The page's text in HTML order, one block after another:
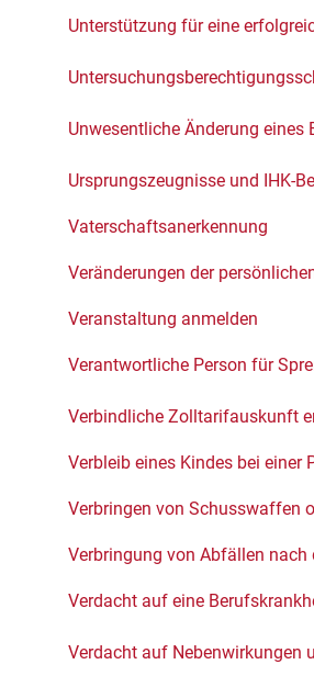
Unterstützung für eine
Unwesentliche Änderung
Ursprungszeugnisse und IHK-
Vaterschaftsanerkennung
Veränderungen der
Veranstaltung anmelden
Verantwortliche Person für
Verbindliche Zolltarifauskunft
Verbleib eines Kindes bei einer
Verbringen von Schusswaffen
Verbringung von Abfällen
Verdacht auf eine
Verdacht auf Nebenwirkungen